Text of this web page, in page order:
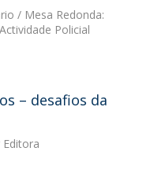
/ Mesa Redonda:
Policial
– desafios da
Editora